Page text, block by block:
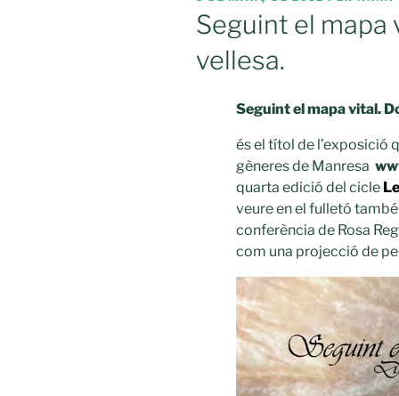
Seguint el mapa
vellesa.
Seguint el mapa vital.
és el títol de l’exposició
gèneres de Manresa
quarta edició del cicle
veure en el fulletó
conferència de Rosa
com una projecció de